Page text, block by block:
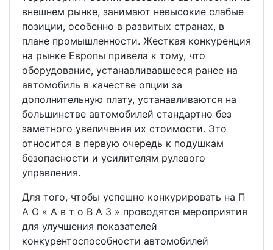
внешнем рынке, занимают невысокие слабые
позиции, особенно в развитых странах, в
плане промышленности. Жесткая конкуренция
на рынке Европы привела к тому, что
оборудование, устанавливавшееся ранее на
автомобиль в качестве опции за
дополнительную плату, устанавливаются на
большинстве автомобилей стандартно без
заметного увеличения их стоимости. Это
относится в первую очередь к подушкам
безопасности и усилителям рулевого
управления.
Для того, чтобы успешно конкурировать на П
А О « А в т о В А З » проводятся мероприятия
для улучшения показателей
конкурентоспособности автомобилей